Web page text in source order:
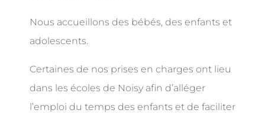
Nous accueillons des bébés, des enfants et
adolescents.
Certaines de nos prises en charges ont lieu
dans les écoles de Noisy afin d’alléger
l’emploi du temps des enfants et de faciliter